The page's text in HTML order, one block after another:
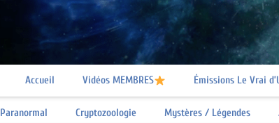
Accueil Vidéos MEMBRES Émissions Le Vrai
Paranormal Cryptozoologie Mystères / Légendes